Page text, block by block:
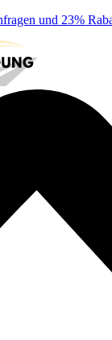
und 23%